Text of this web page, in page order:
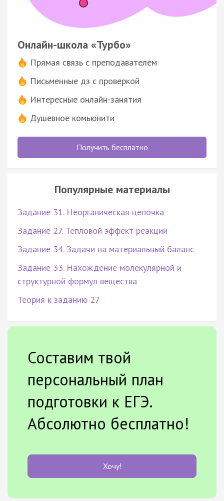
Онлайн-школа «Турбо»
Прямая связь с преподавателем
Письменные дз с проверкой
Интересные онлайн-занятия
Душевное комьюнити
Получить бесплатно
Популярные материалы
Задание 31. Неорганическая цепочка
Задание 27. Тепловой эффект реакции
Задание 34. Задачи на материальный баланс
Задание 33. Нахождение молекулярной и
структурной формул вещества
Теория к заданию 27
Составим твой
персональный план
подготовки к ЕГЭ.
Абсолютно бесплатно!
Хочу!